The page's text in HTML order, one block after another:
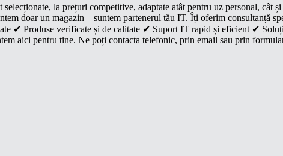
la prețuri competitive, adaptate atât pentru uz personal, cât
doar un magazin – suntem partenerul tău IT. Îți oferim consultanță
✔ Produse verificate și de calitate ✔ Suport IT rapid și eficient ✔
aici pentru tine. Ne poți contacta telefonic, prin email sau prin